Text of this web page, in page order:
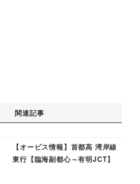
関連記事
【オービス情報】首都高 湾岸線
東行【臨海副都心～有明JCT】